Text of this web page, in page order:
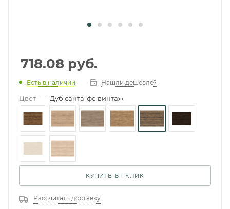
718.08 руб.
Есть в наличии Нашли дешевле?
Цвет — Дуб санта-фе винтаж
КУПИТЬ В 1 КЛИК
Рассчитать доставку